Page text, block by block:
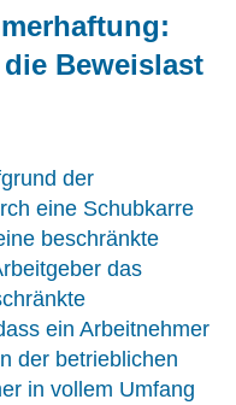
Beweislast
der
eine Schubkarre
beschränkte
das
ein Arbeitnehmer
der betrieblichen
in vollem Umfang